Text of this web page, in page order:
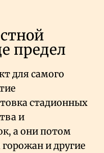
предел
для самого
стадионных
и
а они потом
и другие